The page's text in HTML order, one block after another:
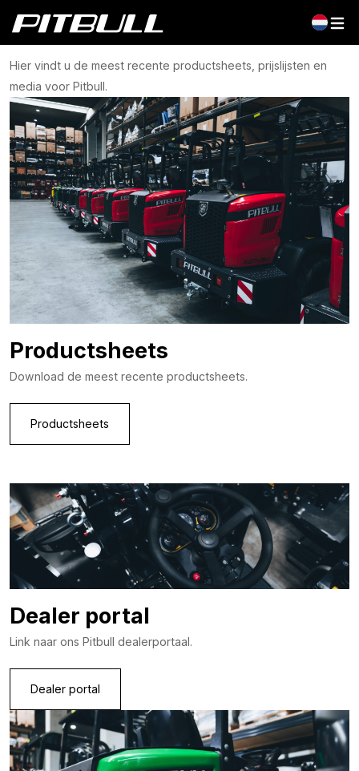
Service & downloads
Hier vindt u de meest recente productsheets, prijslijsten en
media voor Pitbull.
Productsheets
Download de meest recente productsheets.
Productsheets
Dealer portal
Link naar ons Pitbull dealerportaal.
Dealer portal